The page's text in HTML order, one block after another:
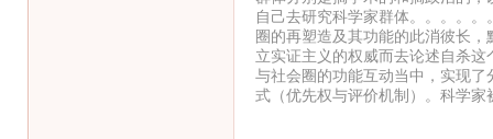
自己去研究科学家群体。。。。
圈的再塑造及其功能的此消彼长
立实证主义的权威而去论述自杀
与社会圈的功能互动当中，实现了
式（优先权与评价机制）。科学